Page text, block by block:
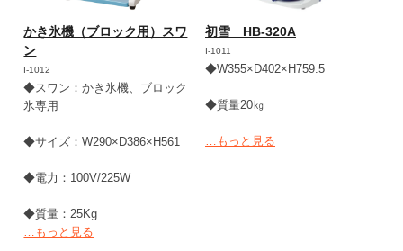
かき氷機（ブロック用）スワ
ン
I-1012
◆スワン：かき氷機、ブロック
氷専用
◆サイズ：W290×D386×H561
◆電力：100V/225W
◆質量：25Kg
…もっと見る
初雪 HB-320A
I-1011
◆W355×D402×H759.5
◆質量20㎏
…もっと見る